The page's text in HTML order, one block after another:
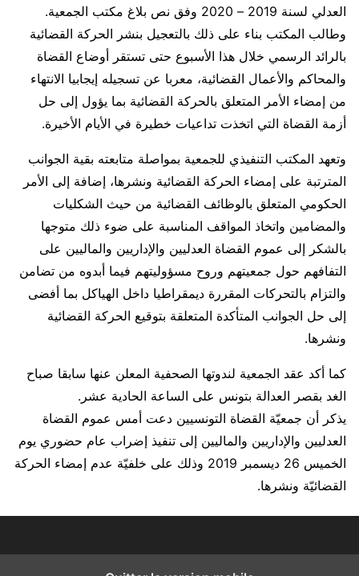
العدلي لسنة 2019 – 2020 وفق نص بلاغ مكتب الجمعية.
وطالب المكتب بناء على ذلك بالتعجيل بنشر الحركة القضائية
بالرائد الرسمي خلال هذا الأسبوع حتى تستقر أوضاع القضاة
والمحاكم والأعمال القضائية، معربا عن تسجيله إيجابيا الانتهاء
من إمضاء الأمر المتعلق بالحركة القضائية بما يؤول إلى حل
أزمة القضاة التي اتخذت تداعيات خطيرة في الأيام الأخيرة.
وتعهد المكتب التنفيذي للجمعية بمواصلة متابعته بقية الجوانب
المترتبة على إمضاء الحركة القضائية ونشرها، إضافة إلى الأمر
الحكومي المتعلق بالوظائف القضائية من حيث الشكليات
والمضامين واتخاذ المواقف المناسبة على ضوء ذلك متوجها
بالشكر إلى عموم القضاة العدليين والإداريين والماليين على
التفافهم حول جمعيتهم وروح مسؤوليتهم فيما أبدوه من تضامن
والتزام بالتحركات المقررة ديمقراطيا داخل الهياكل بما أفضى
إلى حل الجوانب المتأكدة المتعلقة بتوقيع الحركة القضائية
ونشرها.
كما أكد عقد الجمعية لندوتها الصحفية المعلن عنها سابقا صباح
الغد بقصر العدالة بتونس على الساعة الحادية عشر.
يذكر أن جمعيّة القضاة التونسيين دعت أمس عموم القضاة
العدليين والإداريين والماليين إلى تنفيذ إضراب عام حضوري يوم
الخميس 26 ديسمبر 2019 وذلك على خلفيّة عدم إمضاء الحركة
القضائيّة ونشرها.